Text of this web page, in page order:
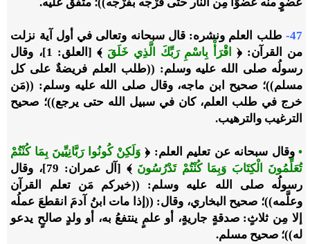
47-
طلب العلم ونشره: قال سبحانه وتعالى في أول آية نزلت
من القرآن: ﴿
اقْرَأْ بِاسْمِ رَبِّكَ الَّذِي خَلَقَ
﴾ [العلق: 1]، وقال
رسولُه صلى الله عليه وسلم: ((طلب العلم فريضةٌ على كل
مسلم))؛ صحيح ابن ماجه، وقال صلى الله عليه وسلم: ((مَن
خرج في طلب العلم، كان في سبيل الله حتى يرجع))؛ صحيح
الترغيب والترهيب.
•وقال سبحانه عن تعليم العلم: ﴿ وَلَكِنْ كُونُوا رَبَّانِيِّينَ بِمَا كُنْتُمْ
تُعَلِّمُونَ الْكِتَابَ وَبِمَا كُنْتُمْ تَدْرُسُونَ
﴾ [آل عمران: 79]، وقال
رسولُه صلى الله عليه وسلم: ((خيركم مَن تعلم القرآن
وعلَّمه))؛ صحيح البخاري، وقال: ((إذا مات ابنُ آدمَ انقطعَ عملُه
إلا مِن ثلاثٍ: صدقةٍ جاريةٍ، أو علمٍ ينتفعُ به، أو ولدٍ صالحٍ يدعو
له))؛ صحيح مسلم.